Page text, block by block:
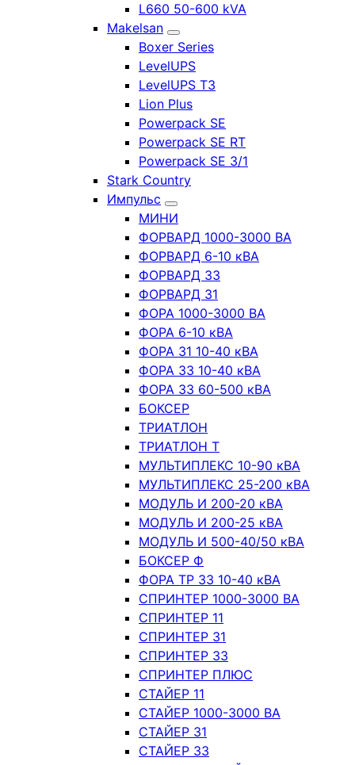
L660 50-600 kVA
Makelsan
Boxer Series
LevelUPS
LevelUPS T3
Lion Plus
Powerpack SE
Powerpack SE RT
Powerpack SE 3/1
Stark Country
Импульс
МИНИ
ФОРВАРД 1000-3000 ВА
ФОРВАРД 6-10 кВА
ФОРВАРД 33
ФОРВАРД 31
ФОРА 1000-3000 ВА
ФОРА 6-10 кВА
ФОРА 31 10-40 кВА
ФОРА 33 10-40 кВА
ФОРА 33 60-500 кВА
БОКСЕР
ТРИАТЛОН
ТРИАТЛОН Т
МУЛЬТИПЛЕКС 10-90 кВА
МУЛЬТИПЛЕКС 25-200 кВА
МОДУЛЬ И 200-20 кВА
МОДУЛЬ И 200-25 кВА
МОДУЛЬ И 500-40/50 кВА
БОКСЕР Ф
ФОРА ТР 33 10-40 кВА
СПРИНТЕР 1000-3000 ВА
СПРИНТЕР 11
СПРИНТЕР 31
СПРИНТЕР 33
СПРИНТЕР ПЛЮС
СТАЙЕР 11
СТАЙЕР 1000-3000 ВА
СТАЙЕР 31
СТАЙЕР 33